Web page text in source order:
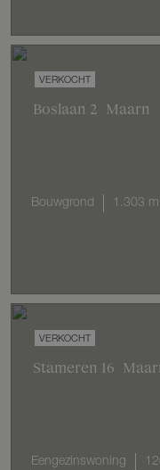
VERKOCHT
Boslaan 2 Maarn
Bouwgrond 1.303
VERKOCHT
Stameren 16
Eengezinswoning